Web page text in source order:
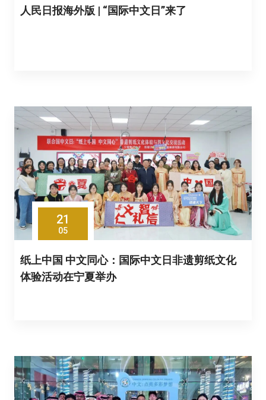
人民日报海外版 | “国际中文日”来了
21
05
纸上中国 中文同心：国际中文日非遗剪纸文化
体验活动在宁夏举办